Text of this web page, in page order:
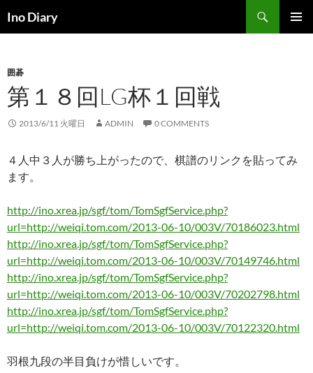
ン
ツ
へ
ス
キ
プ
Ino Diary
索
囲碁
第１８回LG杯１回戦
2013/6/11 火曜日 ADMIN 0 COMMENTS
４人中３人が勝ち上がったので、棋譜のリンクを貼ってみ
ます。
http://ino.xrea.jp/sgf/tom/TomSgfService.php?
url=http://weiqi.tom.com/2013-06-10/003V/70186023.html
http://ino.xrea.jp/sgf/tom/TomSgfService.php?
url=http://weiqi.tom.com/2013-06-10/003V/70149746.html
http://ino.xrea.jp/sgf/tom/TomSgfService.php?
url=http://weiqi.tom.com/2013-06-10/003V/70202798.html
http://ino.xrea.jp/sgf/tom/TomSgfService.php?
url=http://weiqi.tom.com/2013-06-10/003V/70122320.html
羽根九段の半目負けが惜しいです。